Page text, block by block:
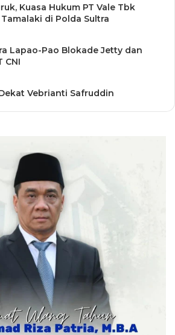
Kuasa Hukum PT Vale Tbk
di Polda Sultra
Lapao-Pao Blokade Jetty dan
CNI
Vebrianti Safruddin